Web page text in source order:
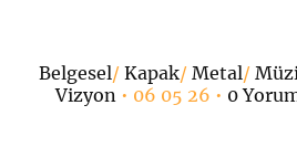
Belgesel/ Kapak/ Metal/
Vizyon• 06 05 26 • 0